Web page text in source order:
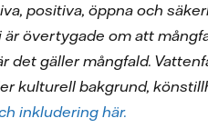
positiva, öppna och
övertygade om att
det gäller mångfald.
kulturell bakgrund,
inkludering här.